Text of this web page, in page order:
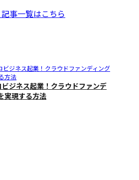
記事一覧はこちら
ジネス起業！クラウドファンデ
実現する方法